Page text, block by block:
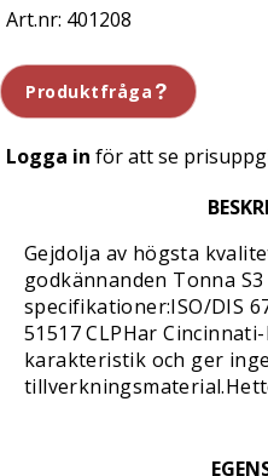
401208
Produktfråga
Logga in för att se
Gejdolja av högsta
godkännanden Tonna
specifikationer:ISO/DIS
51517 CLPHar
karakteristik och ger